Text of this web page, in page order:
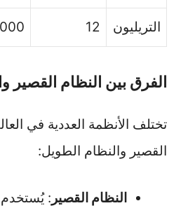
التريليون 12
الفرق بين النظام القصير
تختلف الأنظمة العددية في
القصير والنظام الطويل:
النظام القصير : يُستخدم